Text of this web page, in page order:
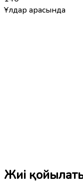
Ұлдар арасында
Жиі